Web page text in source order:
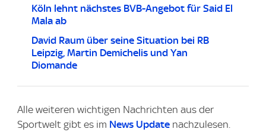
Köln lehnt nächstes BVB-Angebot für Said El
Mala ab
David Raum über seine Situation bei RB
Leipzig, Martin Demichelis und Yan
Diomande
Alle weiteren wichtigen Nachrichten aus der
Sportwelt gibt es im News Update nachzulesen.